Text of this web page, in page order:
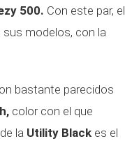
500. Con este par, el
modelos, con la
bastante parecidos
color con el que
la Utility Black es el